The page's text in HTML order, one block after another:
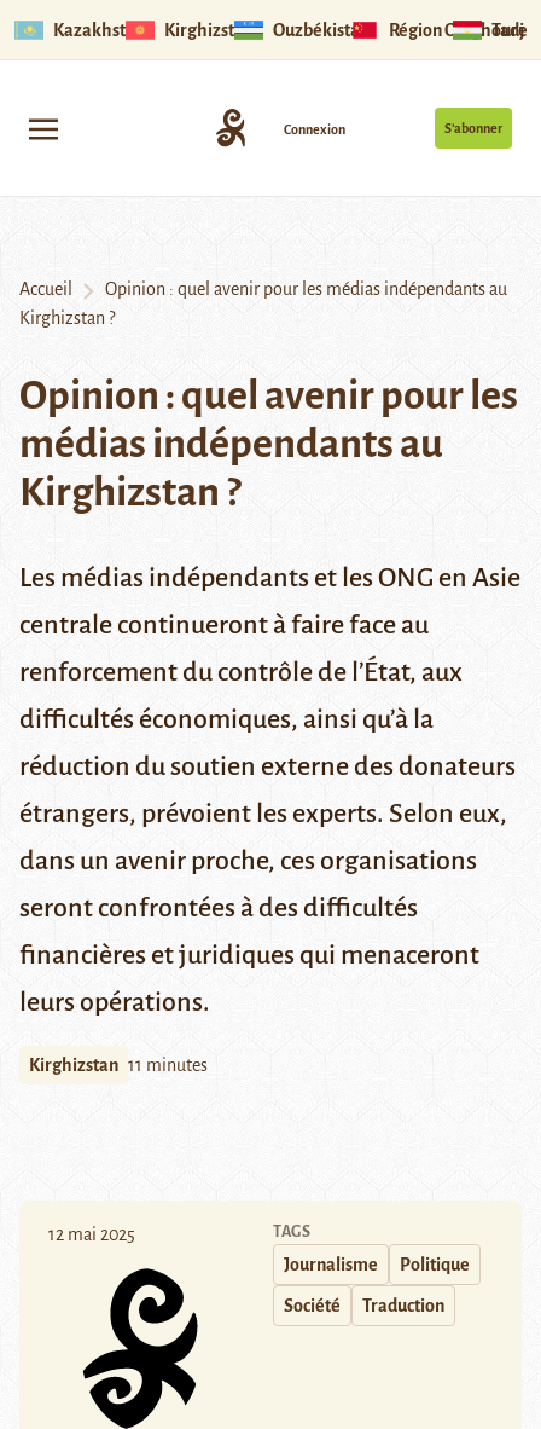
Kazakhstan Kirghizstan Ouzbékistan Région Ouïghoure
S’abonner
Connexion
Accueil
Opinion : quel avenir pour les médias indépendants au
Kirghizstan ?
Opinion : quel avenir pour les
médias indépendants au
Kirghizstan ?
Les médias indépendants et les ONG en Asie
centrale continueront à faire face au
renforcement du contrôle de l’État, aux
difficultés économiques, ainsi qu’à la
réduction du soutien externe des donateurs
étrangers, prévoient les experts. Selon eux,
dans un avenir proche, ces organisations
seront confrontées à des difficultés
financières et juridiques qui menaceront
leurs opérations.
Kirghizstan 11 minutes
12 mai 2025 TAGS
Journalisme Politique
Société Traduction